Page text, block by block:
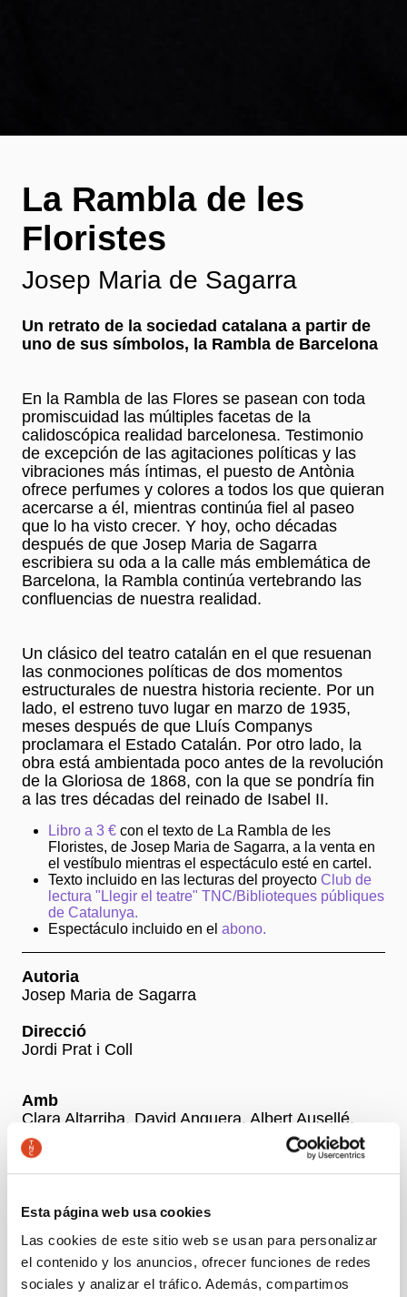
Esta página web usa cookies
Las cookies de este sitio web se usan para personalizar
el contenido y los anuncios, ofrecer funciones de redes
sociales y analizar el tráfico. Además, compartimos
La Rambla de les
Floristes
Josep Maria de Sagarra
Un retrato de la sociedad catalana a partir de
uno de sus símbolos, la Rambla de Barcelona
En la Rambla de las Flores se pasean con toda
promiscuidad las múltiples facetas de la
calidoscópica realidad barcelonesa. Testimonio
de excepción de las agitaciones políticas y las
vibraciones más íntimas, el puesto de Antònia
ofrece perfumes y colores a todos los que quieran
acercarse a él, mientras continúa fiel al paseo
que lo ha visto crecer. Y hoy, ocho décadas
después de que Josep Maria de Sagarra
escribiera su oda a la calle más emblemática de
Barcelona, la Rambla continúa vertebrando las
confluencias de nuestra realidad.
Un clásico del teatro catalán en el que resuenan
las conmociones políticas de dos momentos
estructurales de nuestra historia reciente. Por un
lado, el estreno tuvo lugar en marzo de 1935,
meses después de que Lluís Companys
proclamara el Estado Catalán. Por otro lado, la
obra está ambientada poco antes de la revolución
de la Gloriosa de 1868, con la que se pondría fin
a las tres décadas del reinado de Isabel II.
Libro a 3 €con el texto de La Rambla de les
Floristes, de Josep Maria de Sagarra, a la venta en
el vestíbulo mientras el espectáculo esté en cartel.
Texto incluido en las lecturas del proyecto Club de
lectura "Llegir el teatre" TNC/Biblioteques públiques
de Catalunya.
Espectáculo incluido en el abono.
Autoria
Josep Maria de Sagarra
Direcció
Jordi Prat i Coll
Amb
Clara Altarriba, David Anguera, Albert Ausellé,
Rosa Boladeras, Marina Gatell, Berta Giraut,
Antònia Jaume, Davo Marín, Carme Milán, Albert
Mora, Carol Muakuku, Albert Pérez, Xavier Ripoll i
+ Ficha artística